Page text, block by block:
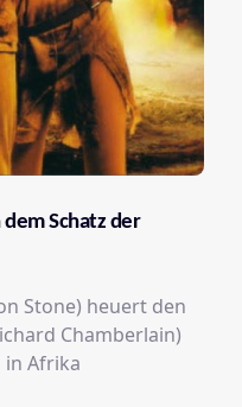
Schatz der
Stone) heuert den
Chamberlain)
in Afrika